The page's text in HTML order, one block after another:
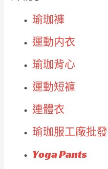
瑜珈褲
運動内衣
瑜珈背心
運動短褲
連體衣
瑜珈服工廠批發
Yoga Pants